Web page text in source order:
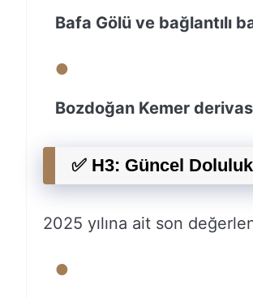
Bafa Gölü ve bağlantılı
Bozdoğan Kemer
✅ H3: Güncel
2025 yılına ait son